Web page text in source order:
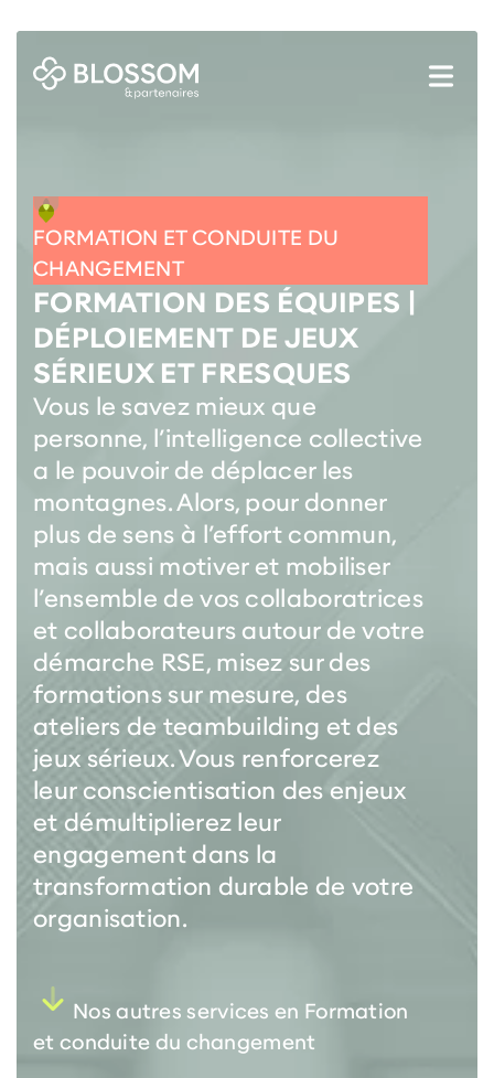
FORMATION ET CONDUITE DU
CHANGEMENT
FORMATION DES ÉQUIPES |
DÉPLOIEMENT DE JEUX
SÉRIEUX ET FRESQUES
Vous le savez mieux que
personne, l’intelligence collective
a le pouvoir de déplacer les
montagnes. Alors, pour donner
plus de sens à l’effort commun,
mais aussi motiver et mobiliser
l’ensemble de vos collaboratrices
et collaborateurs autour de votre
démarche RSE, misez sur des
formations sur mesure, des
ateliers de teambuilding et des
jeux sérieux. Vous renforcerez
leur conscientisation des enjeux
et démultiplierez leur
engagement dans la
transformation durable de votre
organisation.
Nos autres services en Formation
et conduite du changement